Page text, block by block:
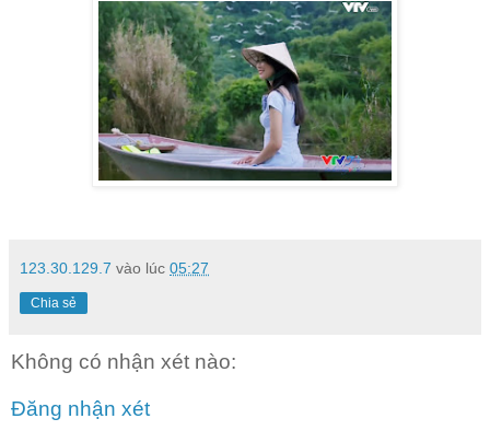
123.30.129.7 vào lúc 05:27
Chia sẻ
Không có nhận xét nào:
Đăng nhận xét